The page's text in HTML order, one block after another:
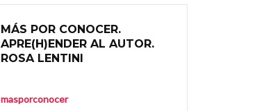
MÁS POR CONOCER.
APRE(H)ENDER AL AUTOR.
ROSA LENTINI
masporconocer